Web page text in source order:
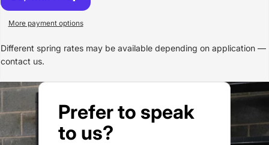
More payment options
Different spring rates may be available depending on application —
contact us.
Prefer to speak
to us?